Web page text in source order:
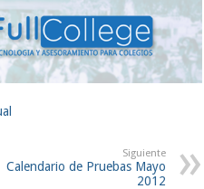
Siguiente
Calendario de Pruebas Mayo
2012